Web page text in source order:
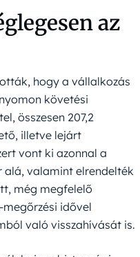
az
hogy a vállalkozás
követési
összesen 207,2
illetve lejárt
vont ki azonnal a
valamint elrendelték
még megfelelő
idővel
való visszahívását is.